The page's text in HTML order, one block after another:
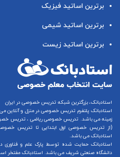
برترین اساتید فیزیک
برترین اساتید شیمی
برترین اساتید زیست
استادبانک، بزرگترین شبکه تدریس خصوصی در ایران
استادبانک پلتفرم تدریس خصوصی در منزل و آنلاین
زمینه می باشد. تدریس خصوصی ریاضی ، تدریس
(از تدریس خصوصی اول ابتدایی تا تدریس
استادبانک می باشد.
استادبانک حمایت شده توسط پارک علم و فناوری
دانشگاه صنعتی شریف می باشد. استادبانک مفتخر